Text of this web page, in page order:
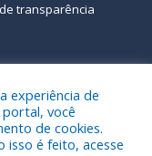
transparência
experiência de
você
de cookies.
isso é feito, acesse